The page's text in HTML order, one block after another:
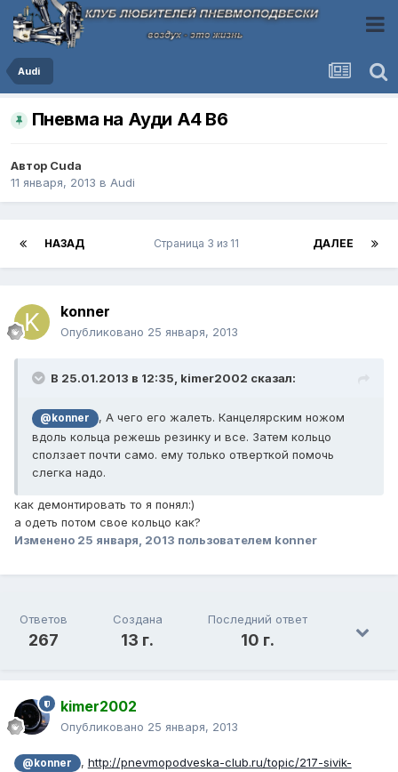
Audi
Пневма на Ауди А4 В6
Автор Cuda
11 января, 2013 в Audi
НАЗАД ДАЛЕЕ
Страница 3 из 11
konner
Опубликовано 25 января, 2013
В 25.01.2013 в 12:35, kimer2002 сказал:
@konner
, А чего его жалеть. Канцелярским ножом
вдоль кольца режешь резинку и все. Затем кольцо
сползает почти само. ему только отверткой помочь
слегка надо.
как демонтировать то я понял:)
а одеть потом свое кольцо как?
Изменено 25 января, 2013 пользователем konner
Ответов
267
Создана
13 г.
Последний ответ
10 г.
kimer2002
Опубликовано 25 января, 2013
@konner , http://pnevmopodveska-club.ru/topic/217-sivik-